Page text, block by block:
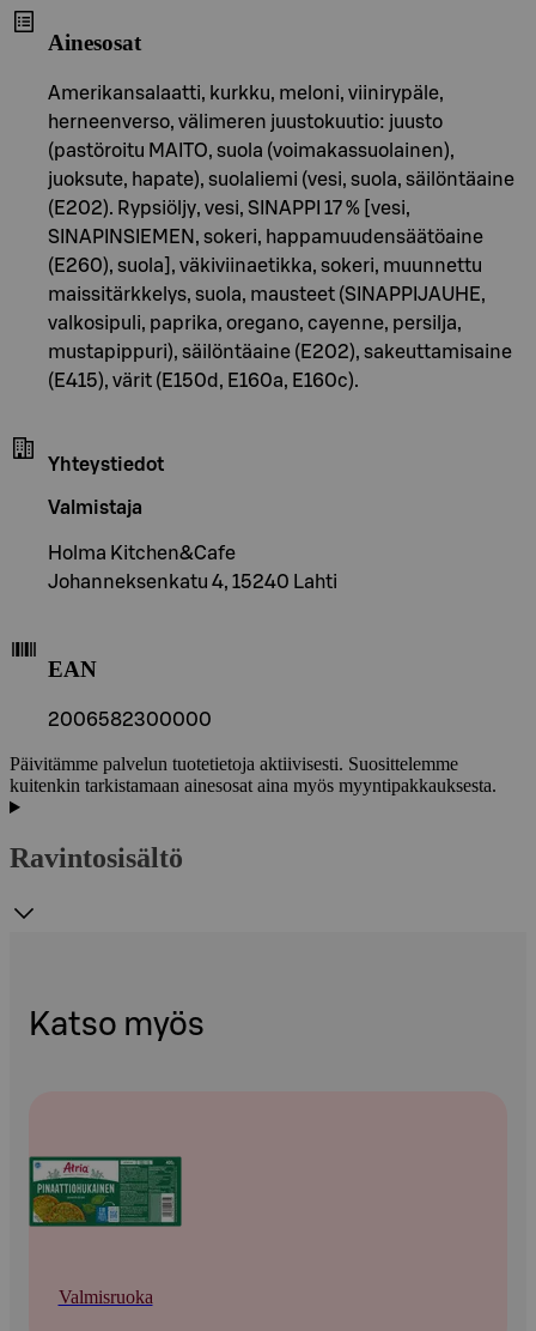
Ainesosat
Amerikansalaatti, kurkku, meloni, viinirypäle,
herneenverso, välimeren juustokuutio: juusto
(pastöroitu MAITO, suola (voimakassuolainen),
juoksute, hapate), suolaliemi (vesi, suola, säilöntäaine
(E202). Rypsiöljy, vesi, SINAPPI 17 % [vesi,
SINAPINSIEMEN, sokeri, happamuudensäätöaine
(E260), suola], väkiviinaetikka, sokeri, muunnettu
maissitärkkelys, suola, mausteet (SINAPPIJAUHE,
valkosipuli, paprika, oregano, cayenne, persilja,
mustapippuri), säilöntäaine (E202), sakeuttamisaine
(E415), värit (E150d, E160a, E160c).
Yhteystiedot
Valmistaja
Holma Kitchen&Cafe
Johanneksenkatu 4, 15240 Lahti
EAN
2006582300000
Päivitämme palvelun tuotetietoja aktiivisesti. Suosittelemme
kuitenkin tarkistamaan ainesosat aina myös myyntipakkauksesta.
Ravintosisältö
Katso myös
Valmisruoka